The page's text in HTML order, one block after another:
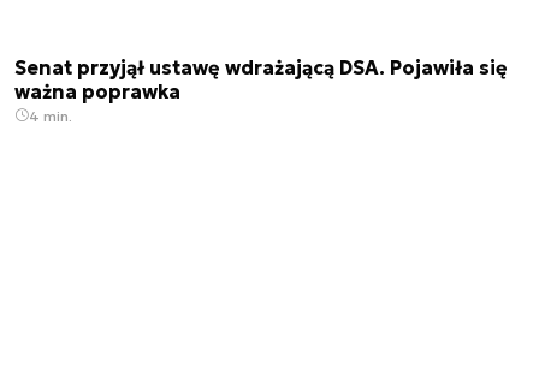
Senat przyjął ustawę wdrażającą DSA. Pojawiła się
ważna poprawka
4 min.